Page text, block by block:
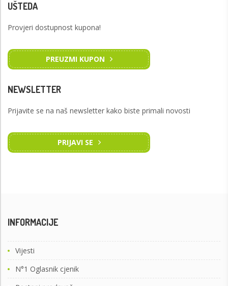
UŠTEDA
Provjeri dostupnost kupona!
PREUZMI KUPON
NEWSLETTER
Prijavite se na naš newsletter kako biste primali novosti
PRIJAVI SE
INFORMACIJE
Vijesti
N°1 Oglasnik cjenik